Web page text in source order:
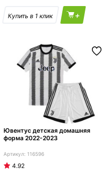
+
Ювентус детская домашняя
форма 2022-2023
116596
4.92